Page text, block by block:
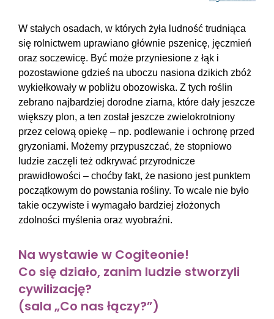
W stałych osadach, w których żyła ludność trudniąca
się rolnictwem uprawiano głównie pszenicę, jęczmień
oraz soczewicę. Być może przyniesione z łąk i
pozostawione gdzieś na uboczu nasiona dzikich zbóż
wykiełkowały w pobliżu obozowiska. Z tych roślin
zebrano najbardziej dorodne ziarna, które dały jeszcze
większy plon, a ten został jeszcze zwielokrotniony
przez celową opiekę – np. podlewanie i ochronę przed
gryzoniami. Możemy przypuszczać, że stopniowo
ludzie zaczęli też odkrywać przyrodnicze
prawidłowości – choćby fakt, że nasiono jest punktem
początkowym do powstania rośliny. To wcale nie było
takie oczywiste i wymagało bardziej złożonych
zdolności myślenia oraz wyobraźni.
Na wystawie w Cogiteonie!
Co się działo, zanim ludzie stworzyli
cywilizację?
(sala „Co nas łączy?”)